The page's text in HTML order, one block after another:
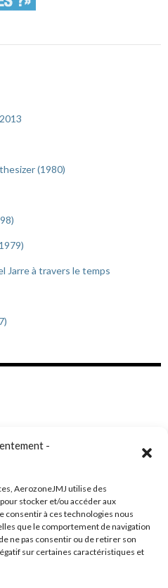
-
AerozoneJMJ utilise des
stocker et/ou accéder aux
consentir à ces technologies nous
que le comportement de navigation
ne pas consentir ou de retirer son
sur certaines caractéristiques et
(1980)
Jarre à travers le temps